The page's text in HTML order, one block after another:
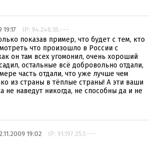
IP: 94.248.18.---
показав пример, что будет с тем, кто
что произошло в России с
он там всех угомонил, очень хороший
остальные всё добровольно отдали,
часть отдали, что уже лучше чем
из страны в тёплые страны! А эти ваши
не наведут никогда, не способны да и не
19:02 IP: 91.197.253.---